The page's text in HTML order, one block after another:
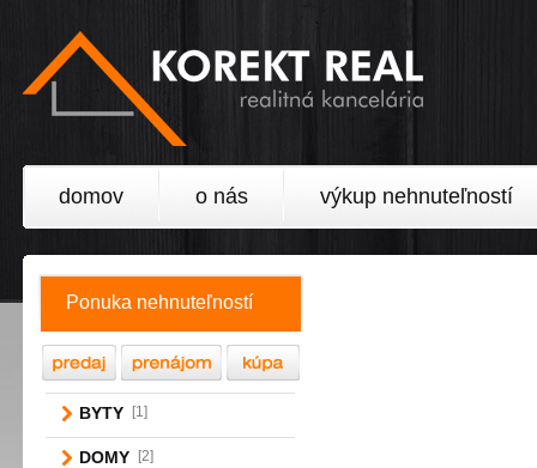
domov o nás výkup nehnuteľností
Ponuka nehnuteľností
BYTY [1]
DOMY [2]